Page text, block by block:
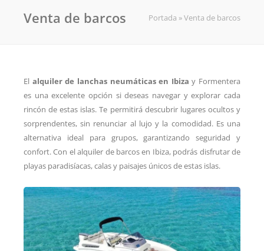
Venta de barcos Portada »Venta de barcos
El alquiler de lanchas neumáticas en Ibiza y Formentera
es una excelente opción si deseas navegar y explorar cada
rincón de estas islas. Te permitirá descubrir lugares ocultos y
sorprendentes, sin renunciar al lujo y la comodidad. Es una
alternativa ideal para grupos, garantizando seguridad y
confort. Con el alquiler de barcos en Ibiza, podrás disfrutar de
playas paradisíacas, calas y paisajes únicos de estas islas.